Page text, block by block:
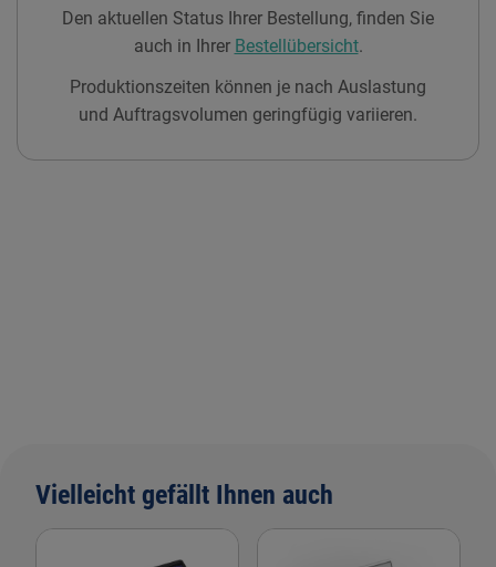
Den aktuellen Status Ihrer Bestellung, finden Sie
auch in Ihrer Bestellübersicht.
Produktionszeiten können je nach Auslastung
und Auftragsvolumen geringfügig variieren.
Vielleicht gefällt Ihnen auch